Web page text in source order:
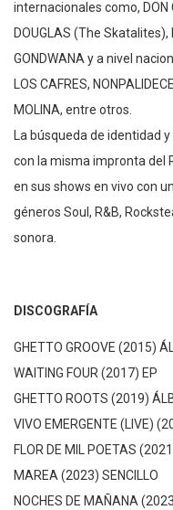
internacionales como, DON
DOUGLAS (The Skatalites),
GONDWANA y a nivel
LOS CAFRES,
MOLINA, entre otros.
La búsqueda de identidad
con la misma impronta del
en sus shows en vivo con
géneros Soul, R&B,
sonora.
DISCOGRAFÍA
GHETTO GROOVE (2015)
WAITING FOUR (2017) EP
GHETTO ROOTS (2019)
VIVO EMERGENTE (LIVE)
FLOR DE MIL POETAS
MAREA (2023) SENCILLO
NOCHES DE MAÑANA